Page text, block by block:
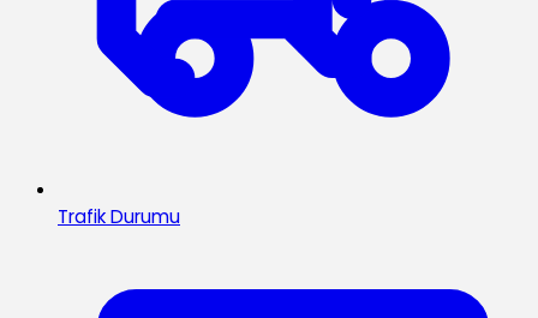
Trafik Durumu